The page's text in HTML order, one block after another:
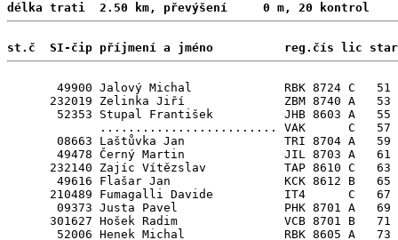
délka trati  2.50 km, převýšení     0 m, 20 kontrol
st.č  SI-čip příjmení a jméno          reg.čís lic
       49900 Jalový Michal             RBK 8724 C   51
232019 Zelinka Jiří              ZBM 8740 A   53
52353 Stupal František          JHB 8603 A   55
             ......................... VAK      C   57
08663 Laštůvka Jan              TRI 8704 A   59
49478 Černý Martin              JIL 8703 A   61
      232140 Zajíc Vítězslav           TAP 8610 C   63
49616 Flašar Jan                KCK 8612 B   65
210489 Fumagalli Davide          IT4      C   67
09373 Justa Pavel               PHK 8701 A   69
      301627 Hošek Radim               VCB 8701 B   71
52006 Henek Michal              RBK 8605 A   73